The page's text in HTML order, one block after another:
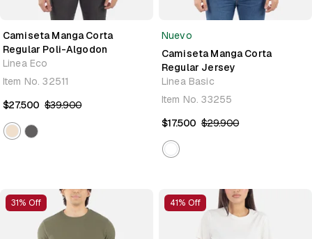
Camiseta Manga Corta
Regular Poli-Algodon
Linea Eco
Item No.32511
$27.500 $39.900
Nuevo
Camiseta Manga Corta
Regular Jersey
Linea Basic
Item No.33255
$17.500 $29.900
31% Off 41% Off